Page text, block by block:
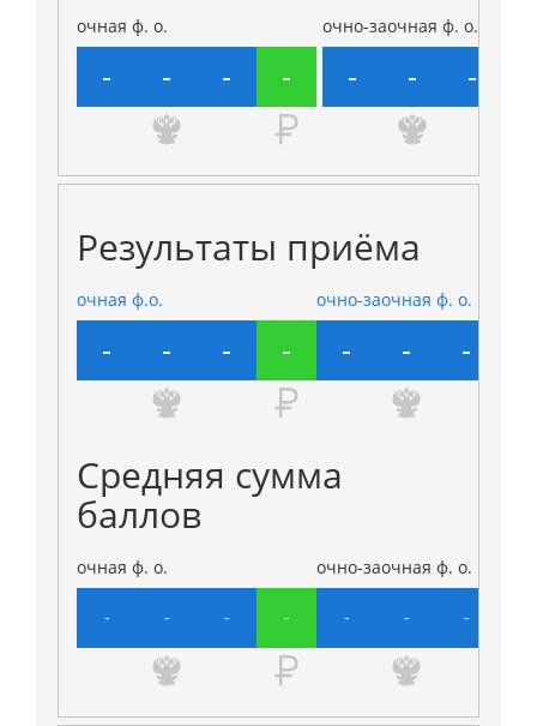
очная ф. о.
- - - -
очно-заочная ф. о.
- - -
Результаты приёма
очная ф.о.
- - - -
очно-заочная ф. о.
- - -
Средняя сумма
баллов
очная ф. о.
- - - -
очно-заочная ф. о.
- - -